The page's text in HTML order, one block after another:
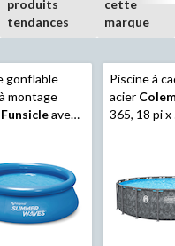
produits
tendances
cette
marque
gonflable
montage
Funsicleavec
Piscine à
acier
365, 18 pi x